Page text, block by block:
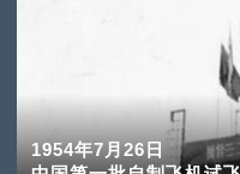
1954年7月26日